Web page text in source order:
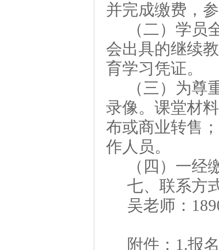
并完成缴费，
（二）学
会出具的继续
育学习凭证。
（三）为
录像。课堂材
布或商业转售
作人员。
（四）一经
七、联系方
吴老师：
附件： 1.报